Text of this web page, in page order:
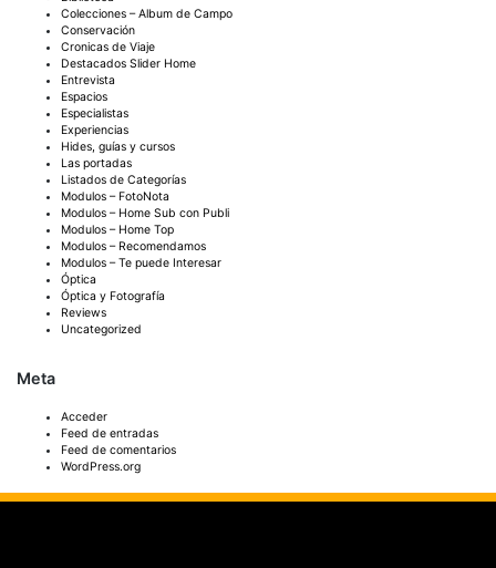
Colecciones – Album de Campo
Conservación
Cronicas de Viaje
Destacados Slider Home
Entrevista
Espacios
Especialistas
Experiencias
Hides, guías y cursos
Las portadas
Listados de Categorías
Modulos – FotoNota
Modulos – Home Sub con Publi
Modulos – Home Top
Modulos – Recomendamos
Modulos – Te puede Interesar
Óptica
Óptica y Fotografía
Reviews
Uncategorized
Meta
Acceder
Feed de entradas
Feed de comentarios
WordPress.org